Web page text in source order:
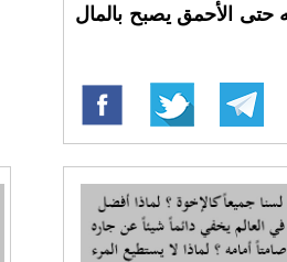
حتى الأحمق يصبح بالمال